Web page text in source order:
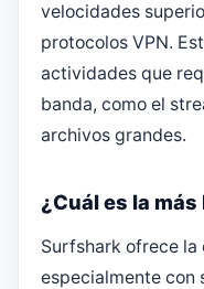
velocidades
protocolos VPN.
actividades que
banda, como el
archivos grandes.
¿Cuál es la
Surfshark ofrece la
especialmente con